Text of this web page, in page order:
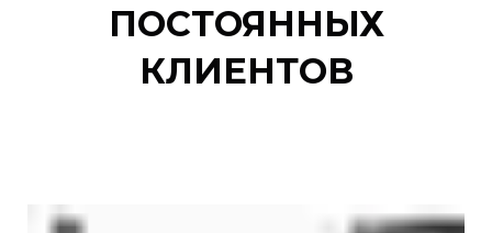
ПОСТОЯННЫХ
КЛИЕНТОВ